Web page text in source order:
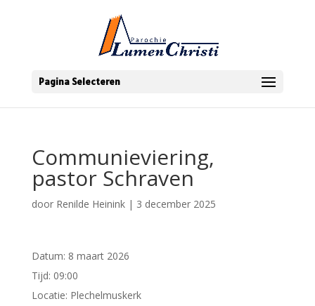
Pagina Selecteren
Communieviering,
pastor Schraven
door Renilde Heinink| 3 december 2025
Datum: 8 maart 2026
Tijd: 09:00
Locatie: Plechelmuskerk